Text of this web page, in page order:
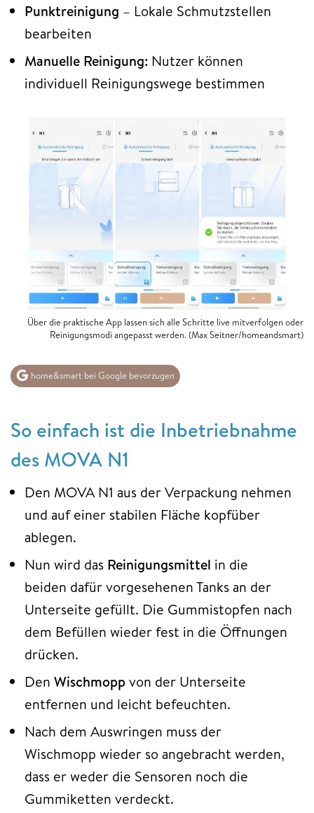
Punktreinigung – Lokale Schmutzstellen
bearbeiten
Manuelle Reinigung: Nutzer können
individuell Reinigungswege bestimmen
Über die praktische App lassen sich alle Schritte live mitverfolgen oder
Reinigungsmodi angepasst werden. (Max Seitner/homeandsmart)
home&smart bei Google bevorzugen
So einfach ist die Inbetriebnahme
des MOVA N1
Den MOVA N1 aus der Verpackung nehmen
und auf einer stabilen Fläche kopfüber
ablegen.
Nun wird das Reinigungsmittel in die
beiden dafür vorgesehenen Tanks an der
Unterseite gefüllt. Die Gummistopfen nach
dem Befüllen wieder fest in die Öffnungen
drücken.
Den Wischmoppvon der Unterseite
entfernen und leicht befeuchten.
Nach dem Auswringen muss der
Wischmopp wieder so angebracht werden,
dass er weder die Sensoren noch die
Gummiketten verdeckt.